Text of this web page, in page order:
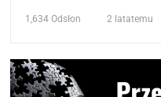
1,634 Odsłon 2 latatemu